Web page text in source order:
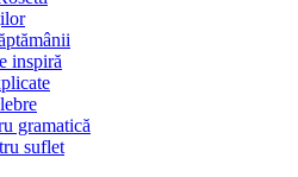
inspiră
gramatică
suflet